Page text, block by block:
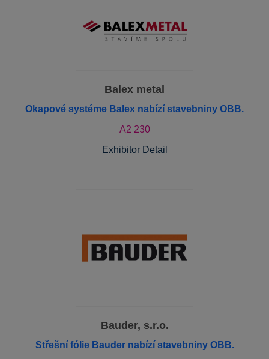
Balex metal
Okapové systéme Balex nabízí stavebniny OBB.
A2 230
Exhibitor Detail
Bauder, s.r.o.
Střešní fólie Bauder nabízí stavebniny OBB.